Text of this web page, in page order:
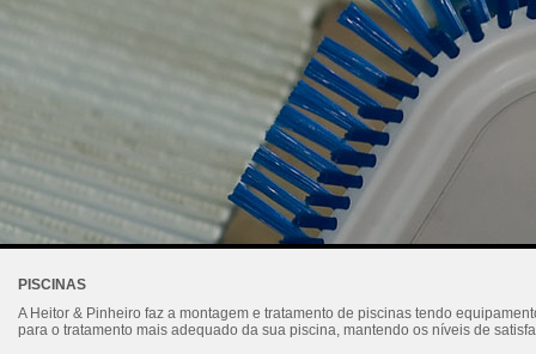
PISCINAS
A Heitor & Pinheiro faz a montagem e tratamento de piscinas tendo
para o tratamento mais adequado da sua piscina, mantendo os níveis de